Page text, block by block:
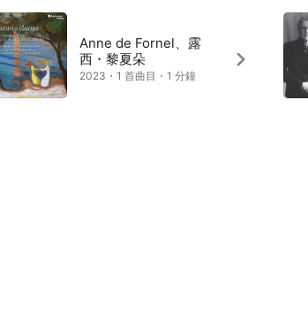
Anne de Fornel、露
西・黎夏朵
2023・1 首曲目・1 分鐘